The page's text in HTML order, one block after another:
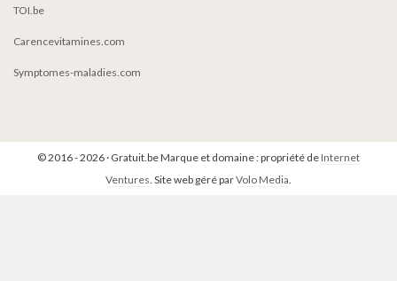
TOI.be
Carencevitamines.com
Symptomes-maladies.com
© 2016 - 2026 · Gratuit.be Marque et domaine : propriété de Internet
Ventures. Site web géré parVolo Media.